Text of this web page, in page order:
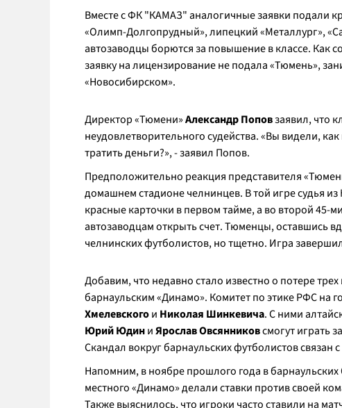
Вместе с ФК "КАМАЗ" аналогичные заявки подали
«Олимп-Долгопрудный», липецкий «Металлург»,
автозаводцы борются за повышение в классе. Как
заявку на лицензирование не подала «Тюмень»,
«Новосибирском».
Директор «Тюмени»Александр Поповзаявил, что
неудовлетворительного судейства. «Вы видели,
тратить деньги?», - заявил Попов.
Предположительно реакция представителя
домашнем стадионе челнинцев. В той игре судья
красные карточки в первом тайме, а во второй 45-
автозаводцам открыть счет. Тюменцы, оставшись
челнинских футболистов, но тщетно. Игра
Добавим, что недавно стало известно о потере
барнаульским «Динамо». Комитет по этике РФС на
Хмелевскогои Николая Шинкевича. С ними
Юрий ЮдиниЯрослав Овсянниковсмогут играть
Скандал вокруг барнаульских футболистов
Напомним, в ноябре прошлого года в
местного «Динамо» делали ставки против своей
Также выяснилось, что игроки часто ставили на